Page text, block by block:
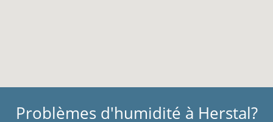
Problèmes d'humidité à Herstal?